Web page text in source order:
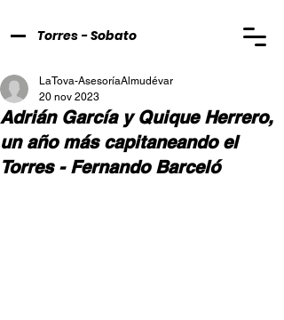
Torres - Sobato
Adrián García y Quique Herrero,
un año más capitaneando el
Torres - Fernando Barceló
LaTova-AsesoríaAlmudévar
20 nov 2023